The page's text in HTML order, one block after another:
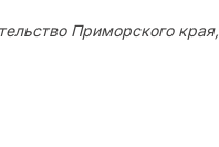
Приморского края,